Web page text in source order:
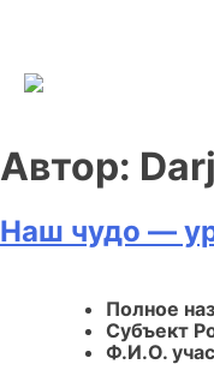
Автор: Darj
Наш чудо —
Полное
Субъект
Ф.И.О.